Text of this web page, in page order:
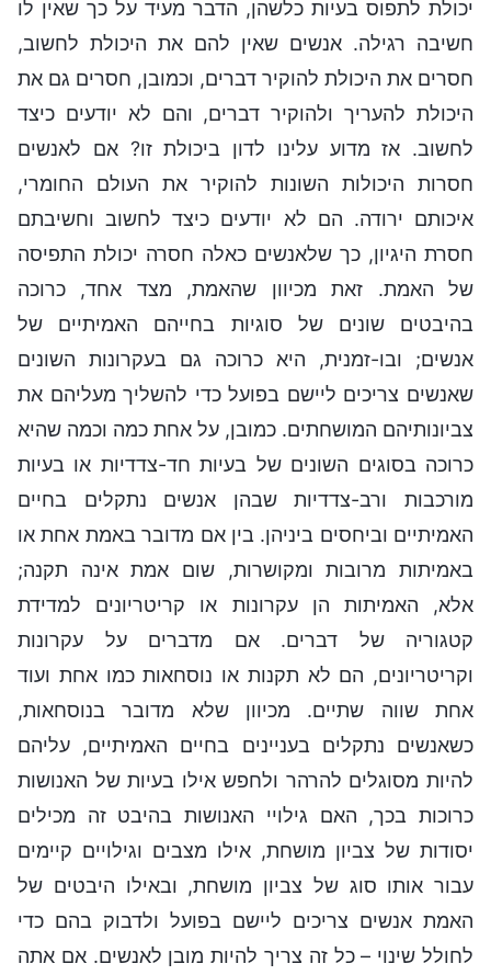
יכולת לתפוס בעיות כלשהן, הדבר מעיד על כך שאין לו
חשיבה רגילה. אנשים שאין להם את היכולת לחשוב,
חסרים את היכולת להוקיר דברים, וכמובן, חסרים גם את
היכולת להעריך ולהוקיר דברים, והם לא יודעים כיצד
לחשוב. אז מדוע עלינו לדון ביכולת זו? אם לאנשים
חסרות היכולות השונות להוקיר את העולם החומרי,
איכותם ירודה. הם לא יודעים כיצד לחשוב וחשיבתם
חסרת היגיון, כך שלאנשים כאלה חסרה יכולת התפיסה
של האמת. זאת מכיוון שהאמת, מצד אחד, כרוכה
בהיבטים שונים של סוגיות בחייהם האמיתיים של
אנשים; ובו-זמנית, היא כרוכה גם בעקרונות השונים
שאנשים צריכים ליישם בפועל כדי להשליך מעליהם את
צביונותיהם המושחתים. כמובן, על אחת כמה וכמה שהיא
כרוכה בסוגים השונים של בעיות חד-צדדיות או בעיות
מורכבות ורב-צדדיות שבהן אנשים נתקלים בחיים
האמיתיים וביחסים ביניהן. בין אם מדובר באמת אחת או
באמיתות מרובות ומקושרות, שום אמת אינה תקנה;
אלא, האמיתות הן עקרונות או קריטריונים למדידת
קטגוריה של דברים. אם מדברים על עקרונות
וקריטריונים, הם לא תקנות או נוסחאות כמו אחת ועוד
אחת שווה שתיים. מכיוון שלא מדובר בנוסחאות,
כשאנשים נתקלים בעניינים בחיים האמיתיים, עליהם
להיות מסוגלים להרהר ולחפש אילו בעיות של האנושות
כרוכות בכך, האם גילויי האנושות בהיבט זה מכילים
יסודות של צביון מושחת, אילו מצבים וגילויים קיימים
עבור אותו סוג של צביון מושחת, ובאילו היבטים של
האמת אנשים צריכים ליישם בפועל ולדבוק בהם כדי
לחולל שינוי – כל זה צריך להיות מובן לאנשים. אם אתה